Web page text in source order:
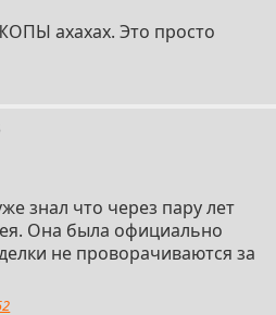
ахахах. Это просто
знал что через пару лет
Она была официально
не проворачиваются за